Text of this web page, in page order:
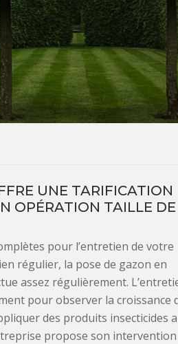
UNE TARIFICATION
OPÉRATION TAILLE DE
pour l’entretien de votre
régulier, la pose de gazon en
assez régulièrement.
pour observer la croissance
des produits insecticides
propose son intervention